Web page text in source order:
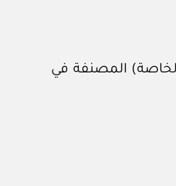
المصنفة في